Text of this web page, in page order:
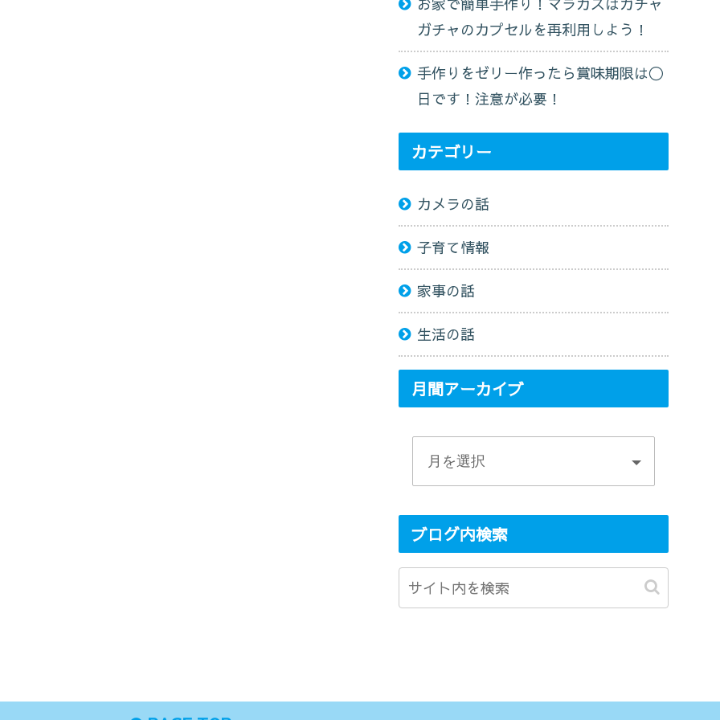
ガチャのカプセルを再利用しよう！
手作りをゼリー作ったら賞味期限は〇
日です！注意が必要！
カテゴリー
カメラの話
子育て情報
家事の話
生活の話
月間アーカイブ
ブログ内検索